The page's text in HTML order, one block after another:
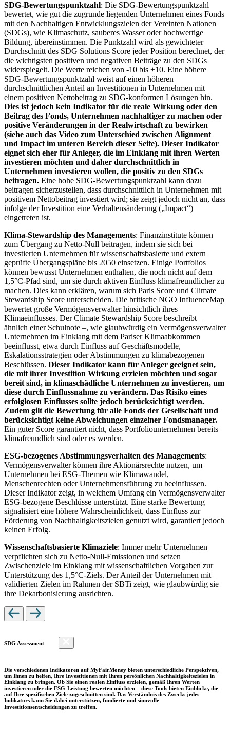
SDG-Bewertungspunktzahl: Die SDG-Bewertungspunktzahl
bewertet, wie gut die zugrunde liegenden Unternehmen eines Fonds
mit den Nachhaltigen Entwicklungszielen der Vereinten Nationen
(SDGs), wie Klimaschutz, sauberes Wasser oder hochwertige
Bildung, übereinstimmen. Die Punktzahl wird als gewichteter
Durchschnitt des SDG Solutions Score jeder Position berechnet, der
die wichtigsten positiven und negativen Beiträge zu den SDGs
widerspiegelt. Die Werte reichen von -10 bis +10. Eine höhere
SDG-Bewertungspunktzahl weist auf einen höheren
durchschnittlichen Anteil an Investitionen in Unternehmen mit
einem positiven Nettobeitrag zu SDG-konformen Lösungen hin.
Dies ist jedoch kein Indikator für die reale Wirkung oder den
Beitrag des Fonds, Unternehmen nachhaltiger zu machen oder
positive Veränderungen in der Realwirtschaft zu bewirken
(siehe auch das Video zum Unterschied zwischen Alignment
und Impact im unteren Bereich dieser Seite). Dieser Indikator
eignet sich eher für Anleger, die im Einklang mit ihren Werten
investieren möchten und daher durchschnittlich in
Unternehmen investieren wollen, die positiv zu den SDGs
beitragen. Eine hohe SDG-Bewertungspunktzahl kann dazu
beitragen sicherzustellen, dass durchschnittlich in Unternehmen mit
positivem Nettobeitrag investiert wird; sie zeigt jedoch nicht an, dass
infolge der Investition eine Verhaltensänderung („Impact“)
eingetreten ist.
Klima-Stewardship des Managements: Finanzinstitute können
zum Übergang zu Netto-Null beitragen, indem sie sich bei
investierten Unternehmen für wissenschaftsbasierte und extern
geprüfte Übergangspläne bis 2050 einsetzen. Einige Portfolios
können bewusst Unternehmen enthalten, die noch nicht auf dem
1,5°C-Pfad sind, um sie durch aktiven Einfluss klimafreundlicher zu
machen. Dies kann erklären, warum sich Paris Score und Climate
Stewardship Score unterscheiden. Die britische NGO InfluenceMap
bewertet große Vermögensverwalter hinsichtlich ihres
Klimaeinflusses. Der Climate Stewardship Score beschreibt –
ähnlich einer Schulnote –, wie glaubwürdig ein Vermögensverwalter
Unternehmen im Einklang mit dem Pariser Klimaabkommen
beeinflusst, etwa durch Einfluss auf Geschäftsmodelle,
Eskalationsstrategien oder Abstimmungen zu klimabezogenen
Beschlüssen. Dieser Indikator kann für Anleger geeignet sein,
die mit ihrer Investition Wirkung erzielen möchten und sogar
bereit sind, in klimaschädliche Unternehmen zu investieren, um
diese durch Einflussnahme zu verändern. Das Risiko eines
erfolglosen Einflusses sollte jedoch berücksichtigt werden.
Zudem gilt die Bewertung für alle Fonds der Gesellschaft und
berücksichtigt keine Abweichungen einzelner Fondsmanager.
Ein guter Score garantiert nicht, dass Portfoliounternehmen bereits
klimafreundlich sind oder es werden.
ESG-bezogenes Abstimmungsverhalten des Managements:
Vermögensverwalter können ihre Aktionärsrechte nutzen, um
Unternehmen bei ESG-Themen wie Klimawandel,
Menschenrechten oder Unternehmensführung zu beeinflussen.
Dieser Indikator zeigt, in welchem Umfang ein Vermögensverwalter
ESG-bezogene Beschlüsse unterstützt. Eine starke Bewertung
signalisiert eine höhere Wahrscheinlichkeit, dass Einfluss zur
Förderung von Nachhaltigkeitszielen genutzt wird, garantiert jedoch
keinen Erfolg.
Wissenschaftsbasierte Klimaziele: Immer mehr Unternehmen
verpflichten sich zu Netto-Null-Emissionen und setzen
Zwischenziele im Einklang mit wissenschaftlichen Vorgaben zur
Unterstützung des 1,5°C-Ziels. Der Anteil der Unternehmen mit
validierten Zielen im Rahmen der SBTi zeigt, wie glaubwürdig sie
ihre Dekarbonisierung ausrichten.
SDG Assessment
Die verschiedenen Indikatoren auf MyFairMoney bieten unterschiedliche Perspektiven,
um Ihnen zu helfen, Ihre Investitionen mit Ihren persönlichen Nachhaltigkeitszielen in
Einklang zu bringen. Ob Sie einen realen Einfluss erzielen, gemäß Ihren Werten
investieren oder die ESG-Leistung bewerten möchten – diese Tools bieten Einblicke, die
auf Ihre spezifischen Ziele zugeschnitten sind. Das Verständnis des Zwecks jedes
Indikators kann Sie dabei unterstützen, fundierte und sinnvolle
Investitionsentscheidungen zu treffen.